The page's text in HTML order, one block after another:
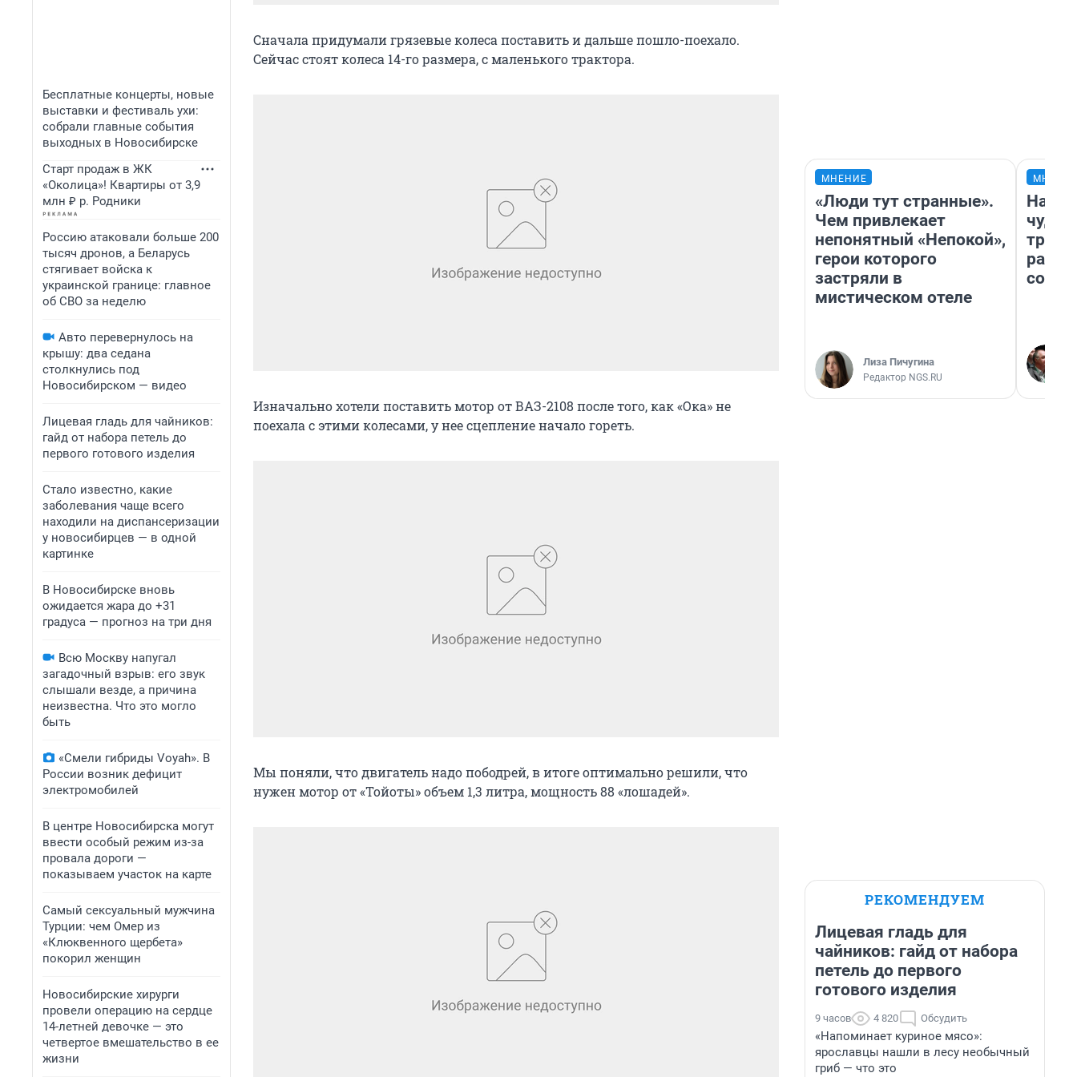
Бесплатные концерты, новые
выставки и фестиваль ухи:
собрали главные события
выходных в Новосибирске
Старт продаж в ЖК
«Околица»! Квартиры от 3,9
млн ₽ р. Родники
Россию атаковали больше 200
тысяч дронов, а Беларусь
стягивает войска к
украинской границе: главное
об СВО за неделю
Авто перевернулось на
крышу: два седана
столкнулись под
Новосибирском — видео
Лицевая гладь для чайников:
гайд от набора петель до
первого готового изделия
Стало известно, какие
заболевания чаще всего
находили на диспансеризации
у новосибирцев — в одной
картинке
В Новосибирске вновь
ожидается жара до +31
градуса — прогноз на три дня
Всю Москву напугал
загадочный взрыв: его звук
слышали везде, а причина
неизвестна. Что это могло
быть
«Смели гибриды Voyah». В
России возник дефицит
электромобилей
В центре Новосибирска могут
ввести особый режим из-за
провала дороги —
показываем участок на карте
Самый сексуальный мужчина
Турции: чем Омер из
«Клюквенного щербета»
покорил женщин
Новосибирские хирурги
провели операцию на сердце
14-летней девочке — это
четвертое вмешательство в ее
жизни
Сначала придумали грязевые колеса поставить и дальше пошло-поехало.
Сейчас стоят колеса 14-го размера, с маленького трактора.
Изначально хотели поставить мотор от ВАЗ-2108 после того, как «Ока» не
поехала с этими колесами, у нее сцепление начало гореть.
Мы поняли, что двигатель надо пободрей, в итоге оптимально решили, что
нужен мотор от «Тойоты» объем 1,3 литра, мощность 88 «лошадей».
МНЕНИЕ
«Люди тут странные».
Чем привлекает
непонятный «Непокой»,
герои которого
застряли в
мистическом отеле
Лиза Пичугина
Редактор NGS.RU
РЕКОМЕНДУЕМ
Лицевая гладь для
чайников: гайд от набора
петель до первого
готового изделия
9 часов 4 820 Обсудить
«Напоминает куриное мясо»:
ярославцы нашли в лесу необычный
гриб — что это